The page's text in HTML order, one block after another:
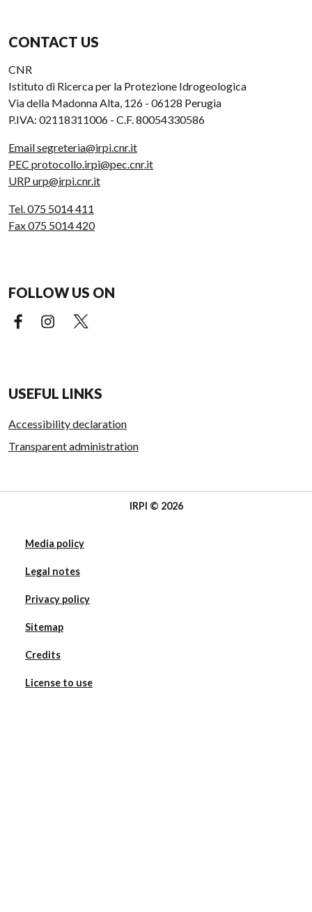
CONTACT US
CNR
Istituto di Ricerca per la Protezione Idrogeologica
Via della Madonna Alta, 126 - 06128 Perugia
P.IVA: 02118311006 - C.F. 80054330586
Email segreteria@irpi.cnr.it
PEC protocollo.irpi@pec.cnr.it
URP urp@irpi.cnr.it
Tel. 075 5014 411
Fax 075 5014 420
FOLLOW US ON
Facebook (external link)
Instagram (external link)
USEFUL LINKS
Accessibility declaration
Transparent administration
IRPI © 2026
Media policy
Legal notes
Privacy policy
Sitemap
Credits
License to use